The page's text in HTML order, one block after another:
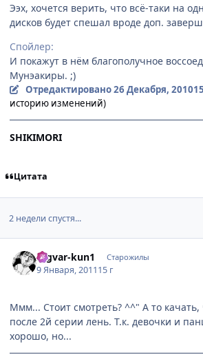
Ээх, хочется верить, что всё-таки на
дисков будет спешал вроде доп.
Спойлер:
И покажут в нём благополучное
Мунэакиры. ;)
Отредактировано26 Декабря, 2010
историю изменений)
SHIKIMORI
Цитата
2 недели спустя...
Ingvar-kun1 Старожилы
9 Января, 201115 г
Ммм... Стоит смотреть? ^^" А то качать,
после 2й серии лень. Т.к. девочки и
хорошо, но...